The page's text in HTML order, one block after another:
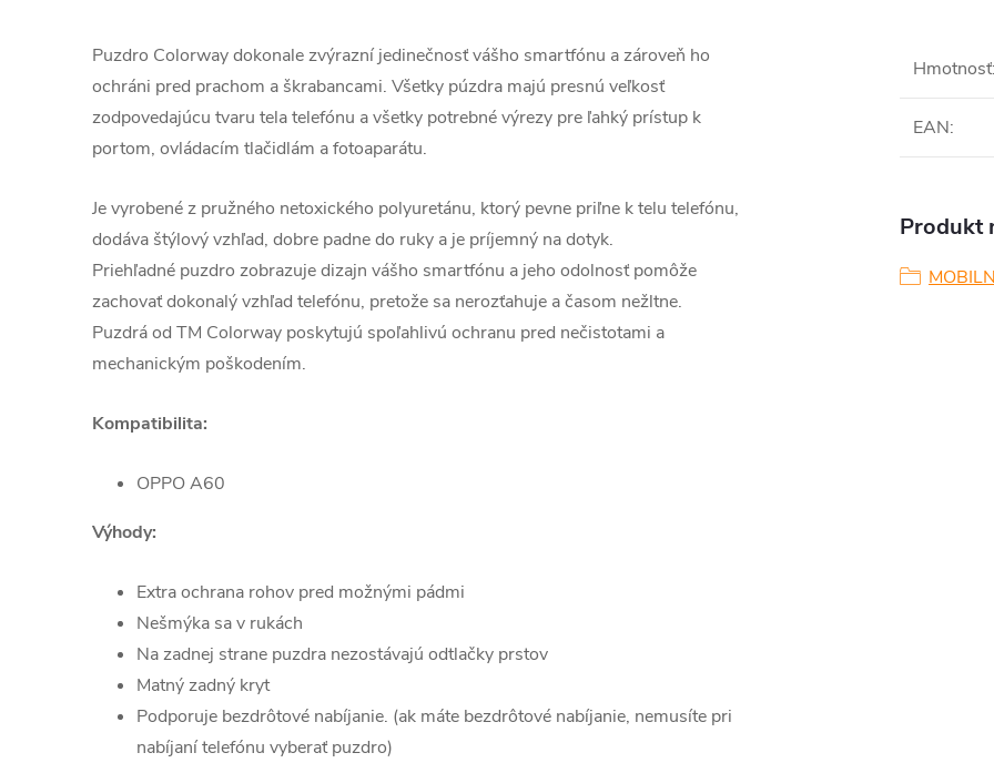
Puzdro Colorway dokonale zvýrazní jedinečnosť vášho smartfónu a zároveň ho
ochráni pred prachom a škrabancami. Všetky púzdra majú presnú veľkosť
zodpovedajúcu tvaru tela telefónu a všetky potrebné výrezy pre ľahký prístup k
portom, ovládacím tlačidlám a fotoaparátu.
Je vyrobené z pružného netoxického polyuretánu, ktorý pevne priľne k telu telefónu,
dodáva štýlový vzhľad, dobre padne do ruky a je príjemný na dotyk.
Priehľadné puzdro zobrazuje dizajn vášho smartfónu a jeho odolnosť pomôže
zachovať dokonalý vzhľad telefónu, pretože sa nerozťahuje a časom nežltne.
Puzdrá od TM Colorway poskytujú spoľahlivú ochranu pred nečistotami a
mechanickým poškodením.
Kompatibilita:
OPPO A60
Výhody:
Extra ochrana rohov pred možnými pádmi
Nešmýka sa v rukách
Na zadnej strane puzdra nezostávajú odtlačky prstov
Matný zadný kryt
Podporuje bezdrôtové nabíjanie. (ak máte bezdrôtové nabíjanie, nemusíte pri
nabíjaní telefónu vyberať puzdro)
Hmotnosť:
EAN:
Produkt